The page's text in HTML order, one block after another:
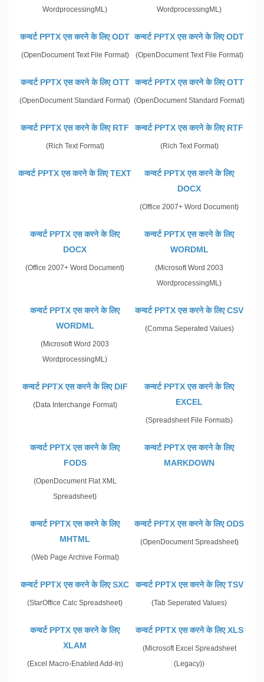
WordprocessingML)
WordprocessingML)
कन्वर्ट PPTX एस करने के लिए ODT
(OpenDocument Text File Format)
कन्वर्ट PPTX एस करने के लिए ODT
(OpenDocument Text File Format)
कन्वर्ट PPTX एस करने के लिए OTT
(OpenDocument Standard Format)
कन्वर्ट PPTX एस करने के लिए OTT
(OpenDocument Standard Format)
कन्वर्ट PPTX एस करने के लिए RTF
(Rich Text Format)
कन्वर्ट PPTX एस करने के लिए RTF
(Rich Text Format)
कन्वर्ट PPTX एस करने के लिए TEXT
कन्वर्ट PPTX एस करने के लिए
DOCX
(Office 2007+ Word Document)
कन्वर्ट PPTX एस करने के लिए
DOCX
(Office 2007+ Word Document)
कन्वर्ट PPTX एस करने के लिए
WORDML
(Microsoft Word 2003
WordprocessingML)
कन्वर्ट PPTX एस करने के लिए
WORDML
(Microsoft Word 2003
WordprocessingML)
कन्वर्ट PPTX एस करने के लिए CSV
(Comma Seperated Values)
कन्वर्ट PPTX एस करने के लिए DIF
(Data Interchange Format)
कन्वर्ट PPTX एस करने के लिए
EXCEL
(Spreadsheet File Formats)
कन्वर्ट PPTX एस करने के लिए
FODS
(OpenDocument Flat XML
Spreadsheet)
कन्वर्ट PPTX एस करने के लिए
MARKDOWN
कन्वर्ट PPTX एस करने के लिए
MHTML
(Web Page Archive Format)
कन्वर्ट PPTX एस करने के लिए ODS
(OpenDocument Spreadsheet)
कन्वर्ट PPTX एस करने के लिए SXC
(StarOffice Calc Spreadsheet)
कन्वर्ट PPTX एस करने के लिए TSV
(Tab Seperated Values)
कन्वर्ट PPTX एस करने के लिए
XLAM
(Excel Macro-Enabled Add-In)
कन्वर्ट PPTX एस करने के लिए XLS
(Microsoft Excel Spreadsheet
(Legacy))